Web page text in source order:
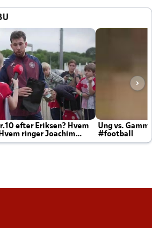
efter Eriksen? Hvem
ringer Joachim
Ung vs.
#football